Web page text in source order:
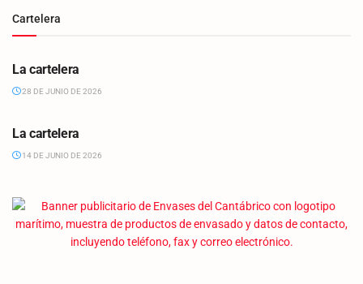
Cartelera
La cartelera
28 DE JUNIO DE 2026
CARTELERA
La cartelera
14 DE JUNIO DE 2026